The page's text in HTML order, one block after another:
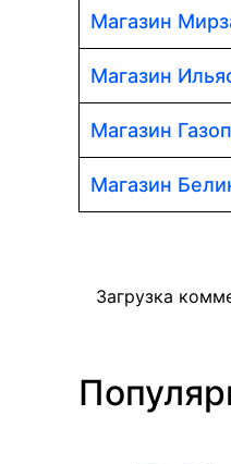
Магазин
Магазин
Магазин
Магазин
Загрузка